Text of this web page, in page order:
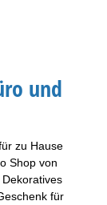
und
zu Hause
Shop von
für